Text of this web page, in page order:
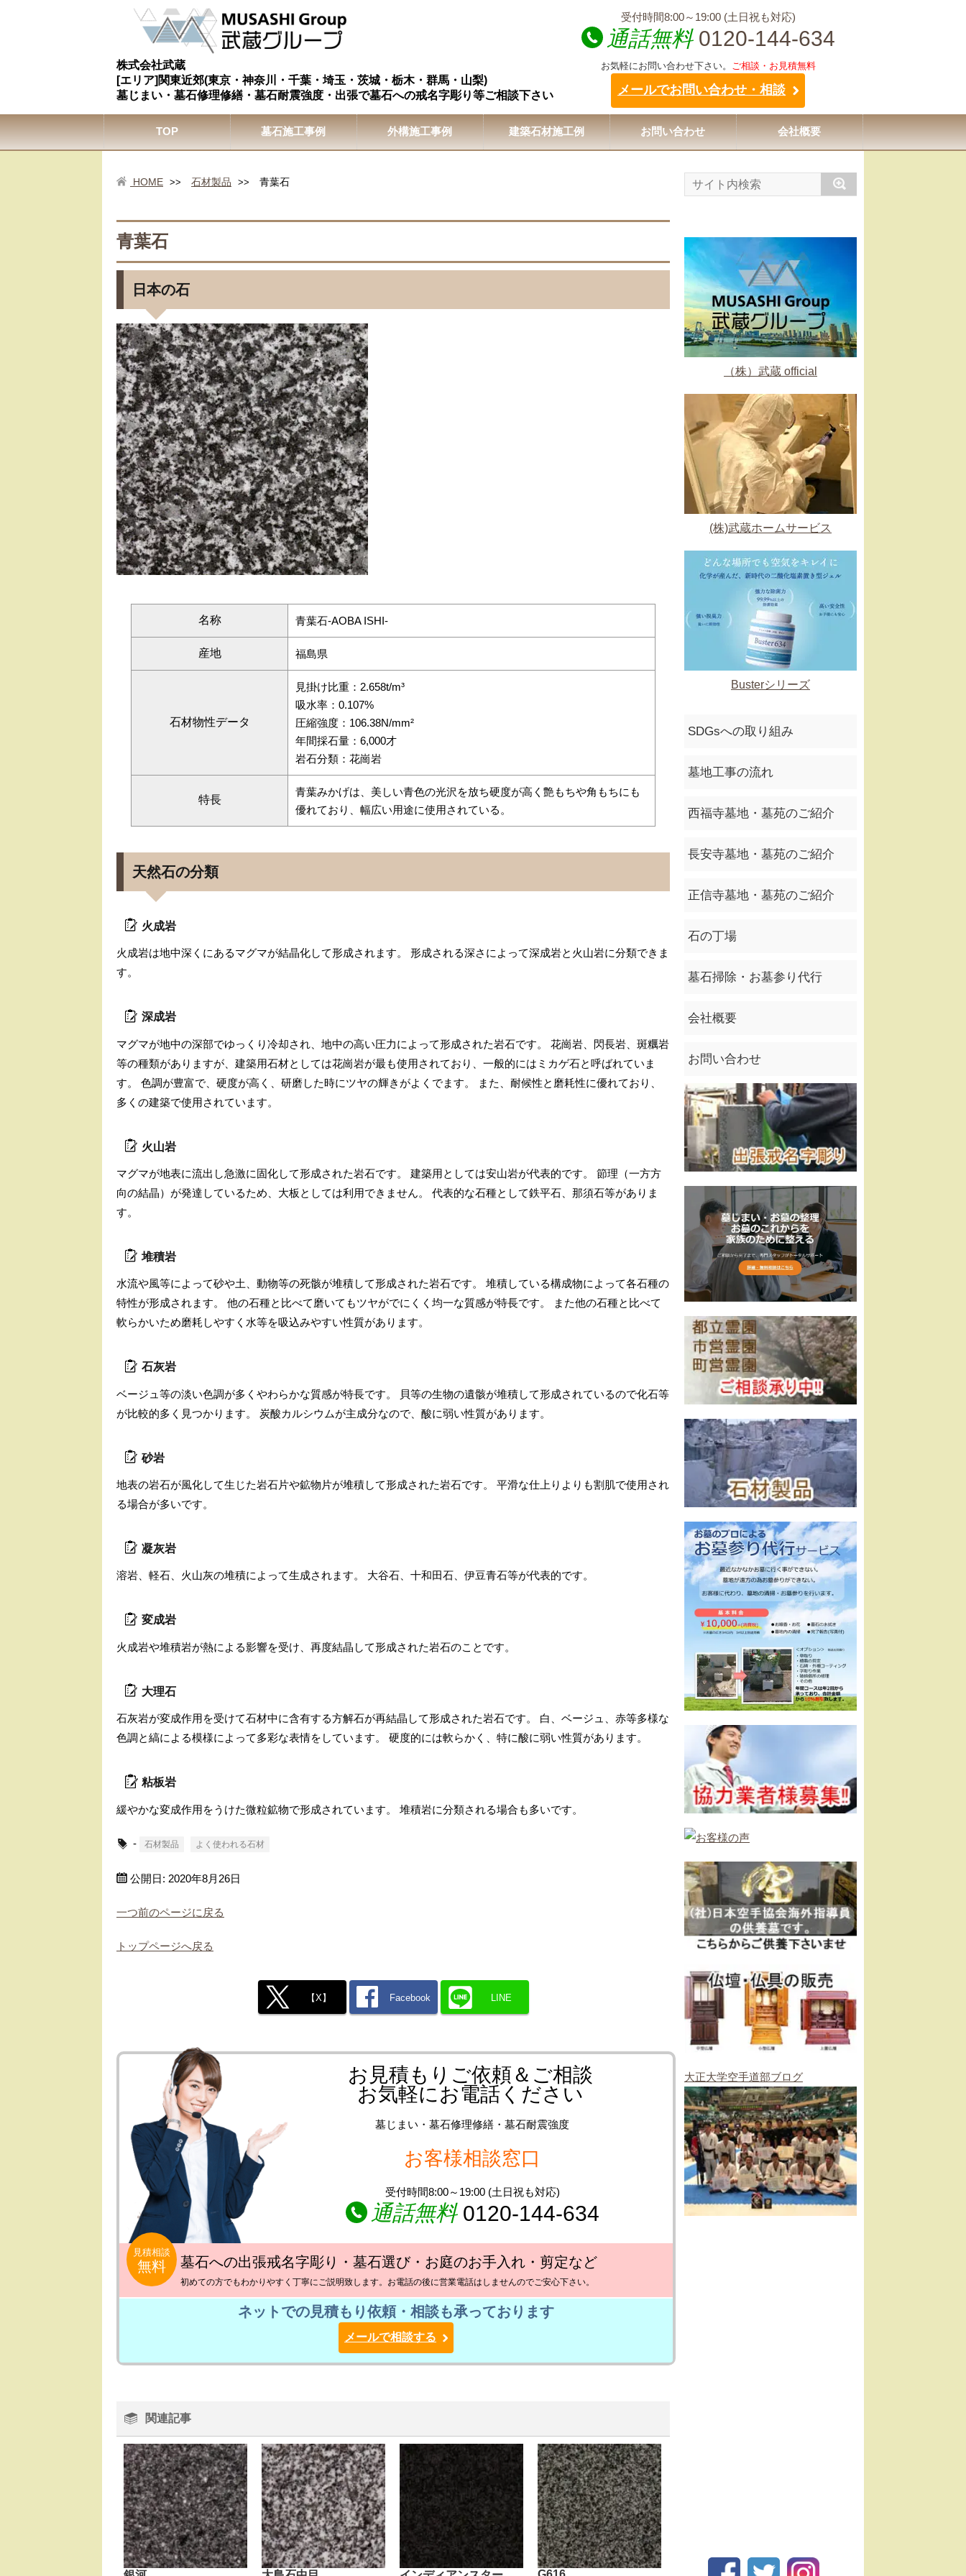
株式会社武蔵
[エリア]関東近郊(東京・神奈川・千葉・埼玉・茨城・栃木・群馬・山梨)
墓じまい・墓石修理修繕・墓石耐震強度・出張で墓石への戒名字彫り等ご相談下さい
受付時間8:00～19:00 (土日祝も対応)
通話無料 0120-144-634
お気軽にお問い合わせ下さい。 ご相談・お見積無料
メールでお問い合わせ・相談
TOP 墓石施工事例 外構施工事例 建築石材施工例 お問い合わせ 会社概要
HOME >> 石材製品 >> 青葉石
青葉石
日本の石
名称 青葉石-AOBA ISHI-
産地 福島県
石材物性データ
見掛け比重：2.658t/m³
吸水率：0.107%
圧縮強度：106.38N/mm²
年間採石量：6,000才
岩石分類：花崗岩
特長
青葉みかげは、美しい青色の光沢を放ち硬度が高く艶もちや角もちにも
優れており、幅広い用途に使用されている。
天然石の分類
火成岩
火成岩は地中深くにあるマグマが結晶化して形成されます。 形成される深さによって深成岩と火山岩に分類できま
す。
深成岩
マグマが地中の深部でゆっくり冷却され、地中の高い圧力によって形成された岩石です。 花崗岩、閃長岩、斑糲岩
等の種類がありますが、建築用石材としては花崗岩が最も使用されており、一般的にはミカゲ石と呼ばれていま
す。 色調が豊富で、硬度が高く、研磨した時にツヤの輝きがよくでます。 また、耐候性と磨耗性に優れており、
多くの建築で使用されています。
火山岩
マグマが地表に流出し急激に固化して形成された岩石です。 建築用としては安山岩が代表的です。 節理（一方方
向の結晶）が発達しているため、大板としては利用できません。 代表的な石種として鉄平石、那須石等がありま
す。
堆積岩
水流や風等によって砂や土、動物等の死骸が堆積して形成された岩石です。 堆積している構成物によって各石種の
特性が形成されます。 他の石種と比べて磨いてもツヤがでにくく均一な質感が特長です。 また他の石種と比べて
軟らかいため磨耗しやすく水等を吸込みやすい性質があります。
石灰岩
ベージュ等の淡い色調が多くやわらかな質感が特長です。 貝等の生物の遺骸が堆積して形成されているので化石等
が比較的多く見つかります。 炭酸カルシウムが主成分なので、酸に弱い性質があります。
砂岩
地表の岩石が風化して生じた岩石片や鉱物片が堆積して形成された岩石です。 平滑な仕上りよりも割肌で使用され
る場合が多いです。
凝灰岩
溶岩、軽石、火山灰の堆積によって生成されます。 大谷石、十和田石、伊豆青石等が代表的です。
変成岩
火成岩や堆積岩が熱による影響を受け、再度結晶して形成された岩石のことです。
大理石
石灰岩が変成作用を受けて石材中に含有する方解石が再結晶して形成された岩石です。 白、ベージュ、赤等多様な
色調と縞による模様によって多彩な表情をしています。 硬度的には軟らかく、特に酸に弱い性質があります。
粘板岩
緩やかな変成作用をうけた微粒鉱物で形成されています。 堆積岩に分類される場合も多いです。
- 石材製品 よく使われる石材
公開日: 2020年8月26日
一つ前のページに戻る
トップページへ戻る
【X】 Facebook LINE
お見積もりご依頼＆ご相談
お気軽にお電話ください
墓じまい・墓石修理修繕・墓石耐震強度
お客様相談窓口
受付時間8:00～19:00 (土日祝も対応)
通話無料 0120-144-634
見積相談
無料 墓石への出張戒名字彫り・墓石選び・お庭のお手入れ・剪定など
初めての方でもわかりやすく丁寧にご説明致します。お電話の後に営業電話はしませんのでご安心下さい。
ネットでの見積もり依頼・相談も承っております
メールで相談する
関連記事
（株）武蔵 official
(株)武蔵ホームサービス
Busterシリーズ
SDGsへの取り組み
墓地工事の流れ
西福寺墓地・墓苑のご紹介
長安寺墓地・墓苑のご紹介
正信寺墓地・墓苑のご紹介
石の丁場
墓石掃除・お墓参り代行
会社概要
お問い合わせ
大正大学空手道部ブログ